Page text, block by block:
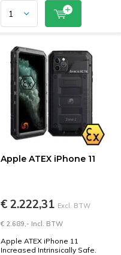
Apple ATEX iPhone 11
€ 2.222,31 Excl. BTW
€ 2.689,- Incl. BTW
Apple ATEX iPhone 11
Increased Intrinsically Safe.